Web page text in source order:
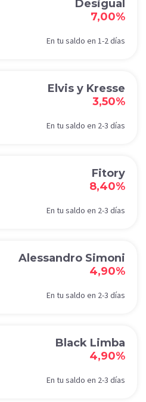
Desigual
7,00%
En tu saldo en 1-2 días
Elvis y Kresse
3,50%
En tu saldo en 2-3 días
Fitory
8,40%
En tu saldo en 2-3 días
Alessandro Simoni
4,90%
En tu saldo en 2-3 días
Black Limba
4,90%
En tu saldo en 2-3 días